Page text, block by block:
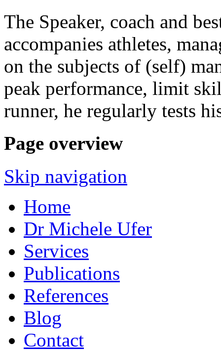
The Speaker, coach and
accompanies athletes,
on the subjects of (self)
peak performance, limit
runner, he regularly tests
Page overview
Skip navigation
Home
Dr Michele Ufer
Services
Publications
References
Blog
Contact